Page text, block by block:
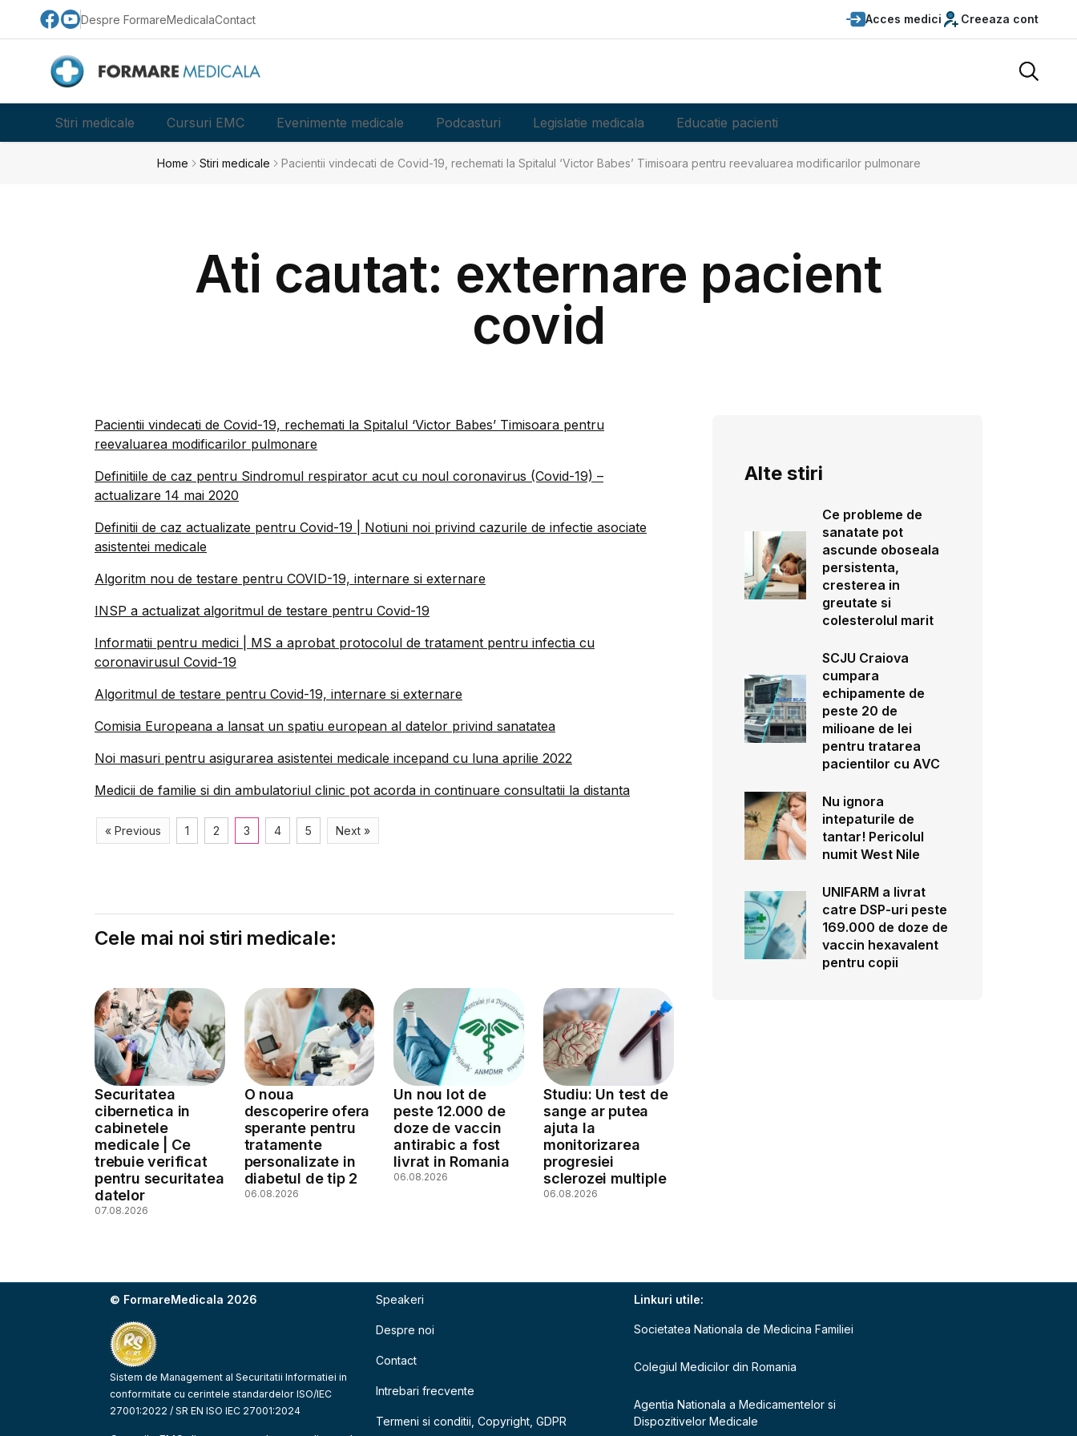
Despre FormareMedicalaContact Acces medici Creeaza cont
Stiri medicale Cursuri EMC Evenimente medicale Podcasturi Legislatie medicala Educatie pacienti
Home Stiri medicale Pacientii vindecati de Covid-19, rechemati la Spitalul ‘Victor Babes’ Timisoara pentru reevaluarea modificarilor pulmonare
Ati cautat: externare pacient
covid
Pacientii vindecati de Covid-19, rechemati la Spitalul ‘Victor Babes’ Timisoara pentru
reevaluarea modificarilor pulmonare
Definitiile de caz pentru Sindromul respirator acut cu noul coronavirus (Covid-19) –
actualizare 14 mai 2020
Definitii de caz actualizate pentru Covid-19 | Notiuni noi privind cazurile de infectie asociate
asistentei medicale
Algoritm nou de testare pentru COVID-19, internare si externare
INSP a actualizat algoritmul de testare pentru Covid-19
Informatii pentru medici | MS a aprobat protocolul de tratament pentru infectia cu
coronavirusul Covid-19
Algoritmul de testare pentru Covid-19, internare si externare
Comisia Europeana a lansat un spatiu european al datelor privind sanatatea
Noi masuri pentru asigurarea asistentei medicale incepand cu luna aprilie 2022
Medicii de familie si din ambulatoriul clinic pot acorda in continuare consultatii la distanta
« Previous 1 2 3 4 5 Next »
Cele mai noi stiri medicale:
Securitatea
cibernetica in
cabinetele
medicale | Ce
trebuie verificat
pentru securitatea
datelor
07.08.2026
O noua
descoperire ofera
sperante pentru
tratamente
personalizate in
diabetul de tip 2
06.08.2026
Un nou lot de
peste 12.000 de
doze de vaccin
antirabic a fost
livrat in Romania
06.08.2026
Studiu: Un test de
sange ar putea
ajuta la
monitorizarea
progresiei
sclerozei multiple
06.08.2026
Alte stiri
Ce probleme de
sanatate pot
ascunde oboseala
persistenta,
cresterea in
greutate si
colesterolul marit
SCJU Craiova
cumpara
echipamente de
peste 20 de
milioane de lei
pentru tratarea
pacientilor cu AVC
Nu ignora
intepaturile de
tantar! Pericolul
numit West Nile
UNIFARM a livrat
catre DSP-uri peste
169.000 de doze de
vaccin hexavalent
pentru copii
© FormareMedicala 2026
Sistem de Management al Securitatii Informatiei in
conformitate cu cerintele standardelor ISO/IEC
27001:2022 / SR EN ISO IEC 27001:2024
Speakeri
Despre noi
Contact
Intrebari frecvente
Termeni si conditii, Copyright, GDPR
Linkuri utile:
Societatea Nationala de Medicina Familiei
Colegiul Medicilor din Romania
Agentia Nationala a Medicamentelor si
Dispozitivelor Medicale